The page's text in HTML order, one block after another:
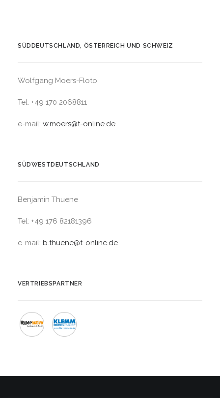
SÜDDEUTSCHLAND, ÖSTERREICH UND SCHWEIZ
Wolfgang Moers-Floto
Tel: +49 170 2068811
e-mail: w.moers@t-online.de
SÜDWESTDEUTSCHLAND
Benjamin Thuene
Tel: +49 176 82181396
e-mail: b.thuene@t-online.de
VERTRIEBSPARTNER